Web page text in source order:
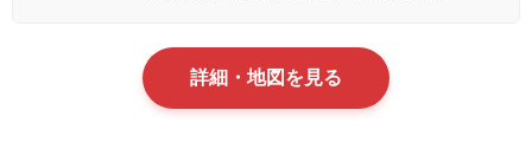
詳細・地図を見る